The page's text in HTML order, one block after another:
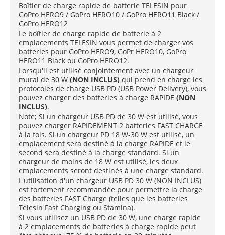
Boîtier de charge rapide de batterie TELESIN pour
GoPro HERO9 / GoPro HERO10 / GoPro HERO11 Black /
GoPro HERO12
Le boîtier de charge rapide de batterie à 2
emplacements TELESIN vous permet de charger vos
batteries pour GoPro HERO9, GoPr HERO10, GoPro
HERO11 Black ou GoPro HERO12.
Lorsqu'il est utilisé conjointement avec un chargeur
mural de 30 W (NON INCLUS) qui prend en charge les
protocoles de charge USB PD (USB Power Delivery), vous
pouvez charger des batteries à charge RAPIDE (NON
INCLUS).
Note; Si un chargeur USB PD de 30 W est utilisé, vous
pouvez charger RAPIDEMENT 2 batteries FAST CHARGE
à la fois. Si un chargeur PD 18 W-30 W est utilisé, un
emplacement sera destiné à la charge RAPIDE et le
second sera destiné à la charge standard. Si un
chargeur de moins de 18 W est utilisé, les deux
emplacements seront destinés à une charge standard.
L'utilisation d'un chargeur USB PD 30 W (NON INCLUS)
est fortement recommandée pour permettre la charge
des batteries FAST Charge (telles que les batteries
Telesin Fast Charging ou Stamina).
Si vous utilisez un USB PD de 30 W, une charge rapide
à 2 emplacements de batteries à charge rapide peut